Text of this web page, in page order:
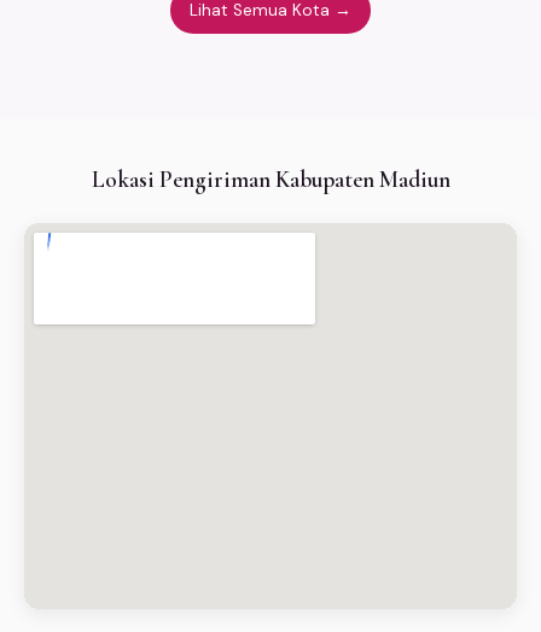
Lihat Semua Kota →
Lokasi Pengiriman Kabupaten Madiun